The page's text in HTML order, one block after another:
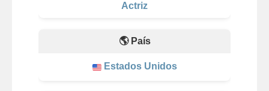
Actriz
🌎 País
Estados Unidos